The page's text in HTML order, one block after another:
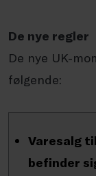
De nye regler
De nye UK-
følgende:
Varesalg
befinder